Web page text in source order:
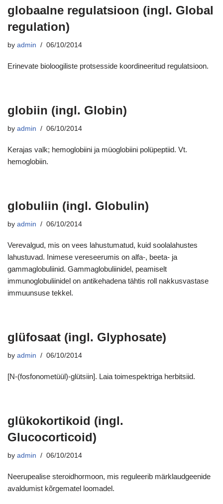
globaalne regulatsioon (ingl. Global
regulation)
by admin 06/10/2014
Erinevate bioloogiliste protsesside koordineeritud regulatsioon.
globiin (ingl. Globin)
by admin 06/10/2014
Kerajas valk; hemoglobiini ja müoglobiini polüpeptiid. Vt.
hemoglobiin.
globuliin (ingl. Globulin)
by admin 06/10/2014
Verevalgud, mis on vees lahustumatud, kuid soolalahustes
lahustuvad. Inimese vereseerumis on alfa-, beeta- ja
gammaglobuliinid. Gammaglobuliinidel, peamiselt
immunoglobuliinidel on antikehadena tähtis roll nakkusvastase
immuunsuse tekkel.
glüfosaat (ingl. Glyphosate)
by admin 06/10/2014
[N-(fosfonometüül)-glütsiin]. Laia toimespektriga herbitsiid.
glükokortikoid (ingl.
Glucocorticoid)
by admin 06/10/2014
Neerupealise steroidhormoon, mis reguleerib märklaudgeenide
avaldumist kõrgematel loomadel.